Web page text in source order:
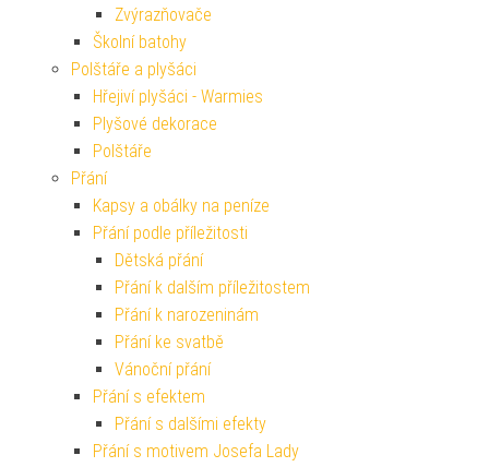
Zvýrazňovače
Školní batohy
Polštáře a plyšáci
Hřejiví plyšáci - Warmies
Plyšové dekorace
Polštáře
Přání
Kapsy a obálky na peníze
Přání podle příležitosti
Dětská přání
Přání k dalším příležitostem
Přání k narozeninám
Přání ke svatbě
Vánoční přání
Přání s efektem
Přání s dalšími efekty
Přání s motivem Josefa Lady